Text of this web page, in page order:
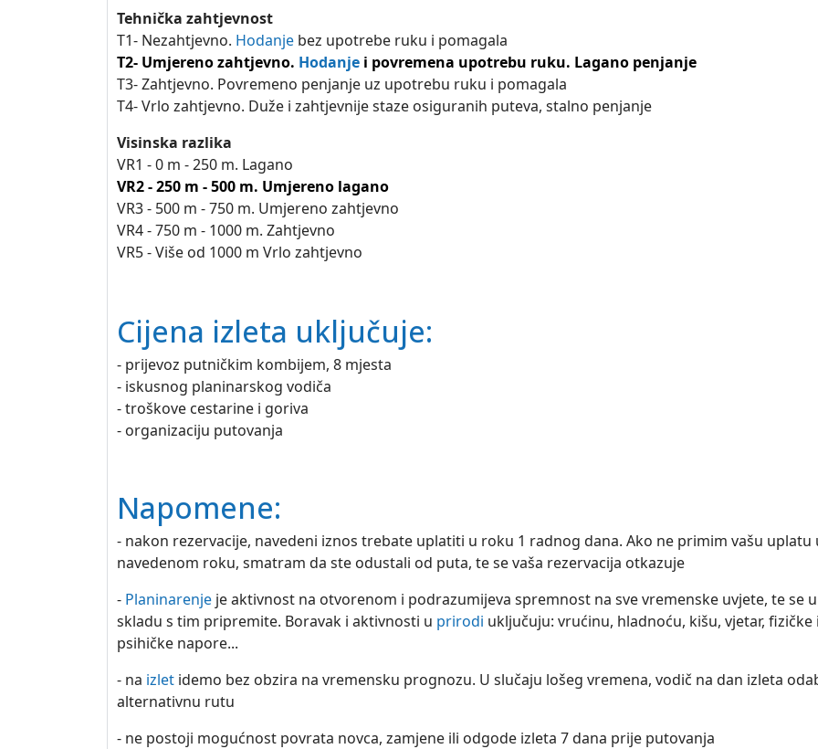
Tehnička zahtjevnost
T1- Nezahtjevno. Hodanje bez upotrebe ruku i pomagala
T2- Umjereno zahtjevno. Hodanje i povremena upotrebu ruku. Lagano penjanje
T3- Zahtjevno. Povremeno penjanje uz upotrebu ruku i pomagala
T4- Vrlo zahtjevno. Duže i zahtjevnije staze osiguranih puteva, stalno penjanje
Visinska razlika
VR1 - 0 m - 250 m. Lagano
VR2 - 250 m - 500 m. Umjereno lagano
VR3 - 500 m - 750 m. Umjereno zahtjevno
VR4 - 750 m - 1000 m. Zahtjevno
VR5 - Više od 1000 m Vrlo zahtjevno
Cijena izleta uključuje:
- prijevoz putničkim kombijem, 8 mjesta
- iskusnog planinarskog vodiča
- troškove cestarine i goriva
- organizaciju putovanja
Napomene:
- nakon rezervacije, navedeni iznos trebate uplatiti u roku 1 radnog dana. Ako ne primim vašu uplatu
navedenom roku, smatram da ste odustali od puta, te se vaša rezervacija otkazuje
- Planinarenje je aktivnost na otvorenom i podrazumijeva spremnost na sve vremenske uvjete, te se u
skladu s tim pripremite. Boravak i aktivnosti u prirodi uključuju: vrućinu, hladnoću, kišu, vjetar, fizičke i
psihičke napore...
- na izlet idemo bez obzira na vremensku prognozu. U slučaju lošeg vremena, vodič na dan izleta
alternativnu rutu
- ne postoji mogućnost povrata novca, zamjene ili odgode izleta 7 dana prije putovanja